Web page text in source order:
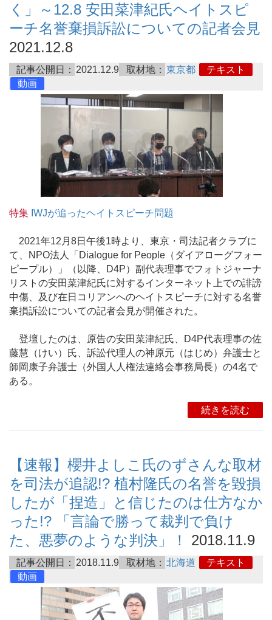
く」～12.8 安田菜津紀氏ヘイトスピ
ーチ名誉棄損訴訟についての記者会見
2021.12.8
記事公開日： 2021.12.9 取材地： 東京都
テキスト
動画
特集 IWJが追ったヘイトスピーチ問題
2021年12月8日午後1時より、東京・司法記者クラブに
て、NPO法人「Dialogue for People（ダイアローグフォー
ピープル）」（以降、D4P）副代表理事でフォトジャーナ
リストの安田菜津紀氏に対するインターネット上での誹謗
中傷、及び在日コリアンへのヘイトスピーチに対する名誉
棄損訴訟についての記者会見が開催された。
登壇したのは、原告の安田菜津紀氏、D4P代表理事の佐
藤慧（けい）氏、訴訟代理人の神原元（はじめ）弁護士と
師岡康子弁護士（外国人人権法連絡会事務局長）の4名で
ある。
続きを読む
【速報】櫻井よしこ氏のずさんな取材
を司法が追認!? 植村隆氏の名誉を毀損
したが「捏造」と信じたのは仕方なか
った!? 「言論で勝って裁判で負け
た、悪夢のような判決」！
2018.11.9
記事公開日： 2018.11.9 取材地： 北海道
テキスト
動画